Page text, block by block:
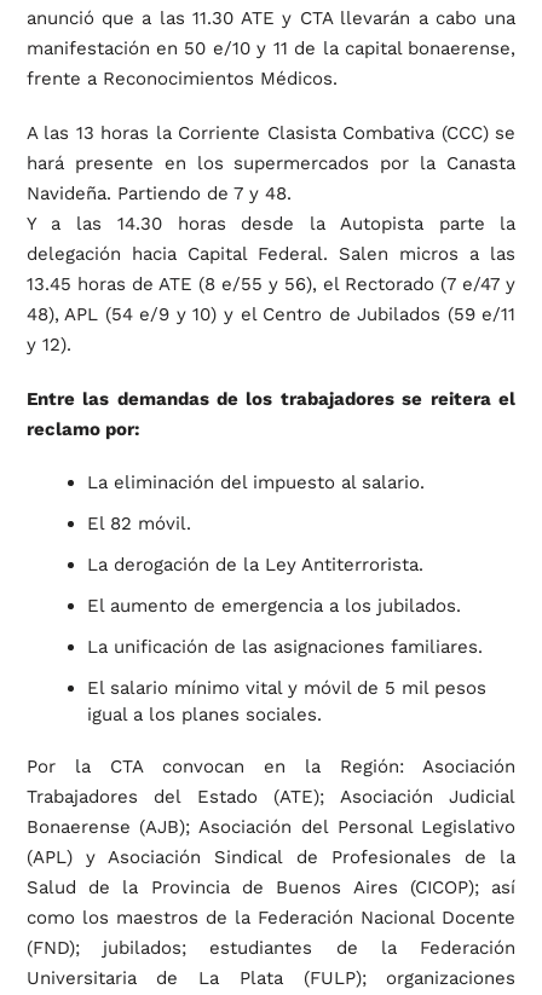
anunció que a las 11.30 ATE y CTA llevarán a cabo una
manifestación en 50 e/10 y 11 de la capital bonaerense,
frente a Reconocimientos Médicos.
A las 13 horas la Corriente Clasista Combativa (CCC) se
hará presente en los supermercados por la Canasta
Navideña. Partiendo de 7 y 48.
Y a las 14.30 horas desde la Autopista parte la
delegación hacia Capital Federal. Salen micros a las
13.45 horas de ATE (8 e/55 y 56), el Rectorado (7 e/47 y
48), APL (54 e/9 y 10) y el Centro de Jubilados (59 e/11
y 12).
Entre las demandas de los trabajadores se reitera el
reclamo por:
La eliminación del impuesto al salario.
El 82 móvil.
La derogación de la Ley Antiterrorista.
El aumento de emergencia a los jubilados.
La unificación de las asignaciones familiares.
El salario mínimo vital y móvil de 5 mil pesos
igual a los planes sociales.
Por la CTA convocan en la Región: Asociación
Trabajadores del Estado (ATE); Asociación Judicial
Bonaerense (AJB); Asociación del Personal Legislativo
(APL) y Asociación Sindical de Profesionales de la
Salud de la Provincia de Buenos Aires (CICOP); así
como los maestros de la Federación Nacional Docente
(FND); jubilados; estudiantes de la Federación
Universitaria de La Plata (FULP); organizaciones